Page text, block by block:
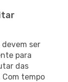
ser
para
das
tempo